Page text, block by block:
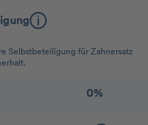
Selbstbeteiligung für Zahnersatz
0%